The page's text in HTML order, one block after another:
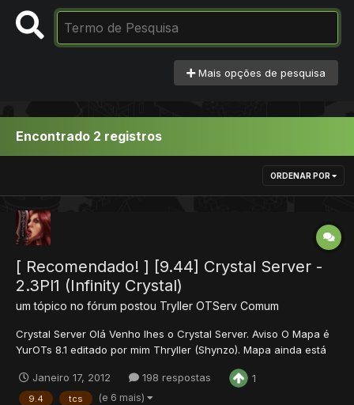
Mais opções de pesquisa
Encontrado 2 registros
ORDENAR POR
[ Recomendado! ] [9.44] Crystal Server -
2.3Pl1 (Infinity Crystal)
um tópico no fórum postou Tryller OTServ Comum
Crystal Server Olá Venho lhes o Crystal Server. Aviso O Mapa é
YurOTs 8.1 editado por mim Thryller (Shynzo). Mapa ainda está
sucesso na epoca 8.1 então resolvi atualiza-lo. Conta do GOD é
222222/password Estamos a procura de m...
Janeiro 17, 2012 198 respostas 1
9.4 tcs (e 6 mais)